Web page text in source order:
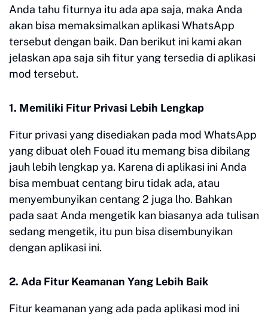
Anda tahu fiturnya itu ada apa saja, maka Anda
akan bisa memaksimalkan aplikasi WhatsApp
tersebut dengan baik. Dan berikut ini kami akan
jelaskan apa saja sih fitur yang tersedia di aplikasi
mod tersebut.
1. Memiliki Fitur Privasi Lebih Lengkap
Fitur privasi yang disediakan pada mod WhatsApp
yang dibuat oleh Fouad itu memang bisa dibilang
jauh lebih lengkap ya. Karena di aplikasi ini Anda
bisa membuat centang biru tidak ada, atau
menyembunyikan centang 2 juga lho. Bahkan
pada saat Anda mengetik kan biasanya ada tulisan
sedang mengetik, itu pun bisa disembunyikan
dengan aplikasi ini.
2. Ada Fitur Keamanan Yang Lebih Baik
Fitur keamanan yang ada pada aplikasi mod ini